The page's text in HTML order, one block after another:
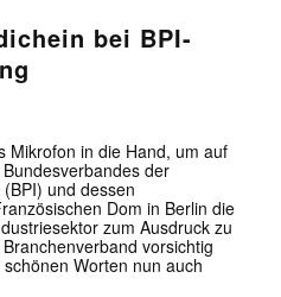
bei BPI-
Mikrofon in die Hand, um auf
der
und dessen
Dom in Berlin die
zum Ausdruck zu
vorsichtig
Worten nun auch